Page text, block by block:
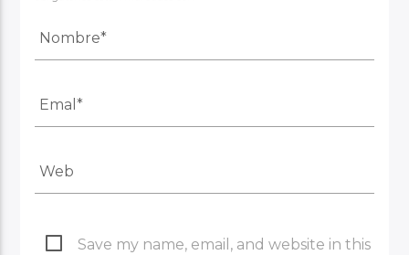
Save my name, email, and website in this